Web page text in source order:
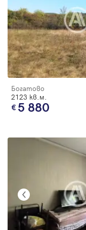
Богатово
2123 кв.м.
5 880